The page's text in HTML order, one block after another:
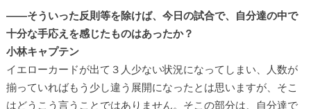
――そういった反則等を除けば、今日の試合で、自分達の中で
十分な手応えを感じたものはあったか？
小林キャプテン
イエローカードが出て３人少ない状況になってしまい、人数が
揃っていればもう少し違う展開になったとは思いますが、そこ
はどうこう言うことではありません。そこの部分は、自分達で